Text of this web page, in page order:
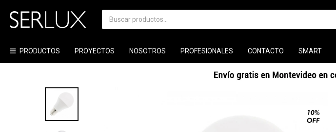
PRODUCTOS PROYECTOS NOSOTROS PROFESIONALES CONTACTO SMART